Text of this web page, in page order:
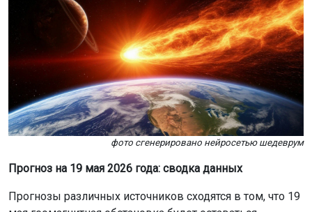
фото сгенерировано нейросетью шедеврум
Прогноз на 19 мая 2026 года: сводка данных
Прогнозы различных источников сходятся в том, что 19